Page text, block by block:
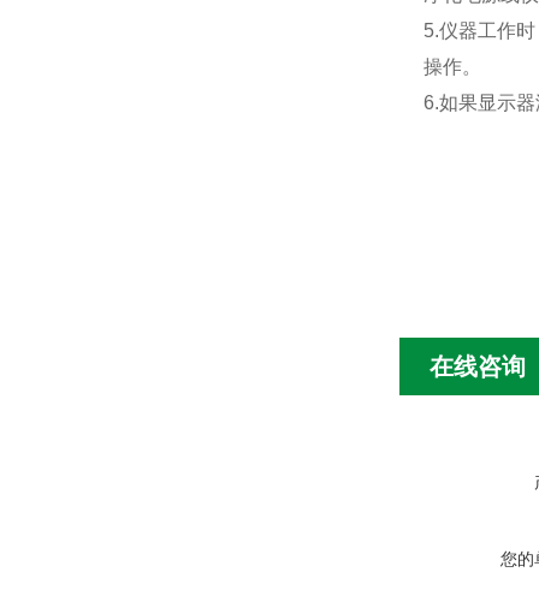
5.仪器工作
操作。
6.如果显示
在线咨询
您的